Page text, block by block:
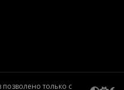
только с